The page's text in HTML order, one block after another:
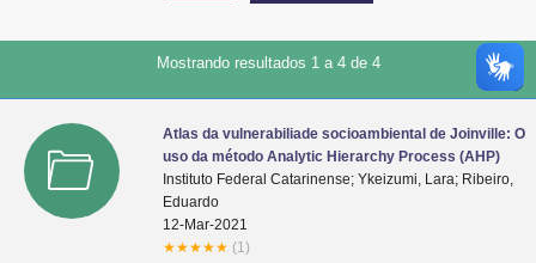
Mostrando resultados 1 a 4 de 4
Atlas da vulnerabiliade socioambiental de Joinville: O
uso da método Analytic Hierarchy Process (AHP)
Instituto Federal Catarinense; Ykeizumi, Lara; Ribeiro,
Eduardo
12-Mar-2021
★★★★★ (1)